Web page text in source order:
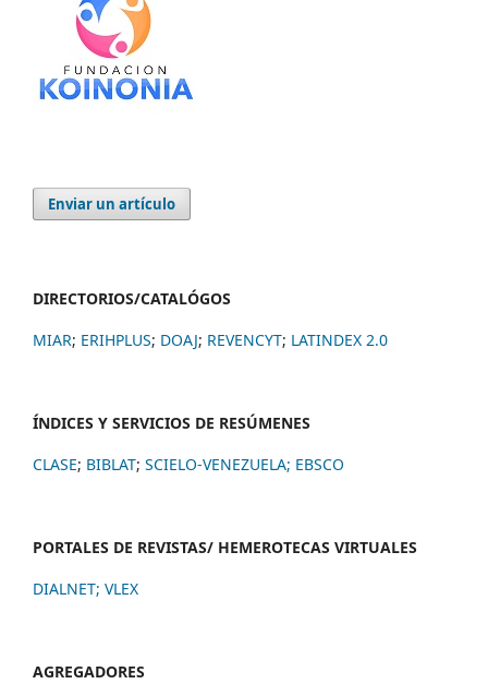
Enviar un artículo
DIRECTORIOS/CATALÓGOS
MIAR; ERIHPLUS; DOAJ; REVENCYT; LATINDEX 2.0
ÍNDICES Y SERVICIOS DE RESÚMENES
CLASE; BIBLAT; SCIELO-VENEZUELA; EBSCO
PORTALES DE REVISTAS/ HEMEROTECAS VIRTUALES
DIALNET; VLEX
AGREGADORES